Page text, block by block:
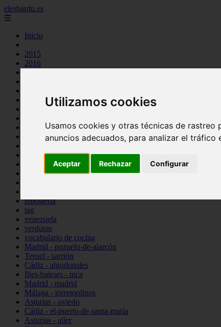
Utilizamos cookies
Usamos cookies y otras técnicas de
anuncios adecuados, para analizar el
Aceptar Rechazar Configurar
elesbardu.es
☰
Inicio
2015
2016
cocina casera
espana
huevos
pescado
reposteria
tag
venezuela
verduras
vocabulario de cocina
Madrid - pozuelo-de-alarcón
Teruel - sarrión
Cádiz - algodonales
Illes-balears - inca
Madrid - madrid
Málaga - torremolinos
Asturias - oviedo
Cádiz - el-puerto-de-santa-maría
Asturias - aller